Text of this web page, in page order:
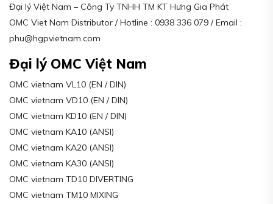
Đại lý Việt Nam – Công Ty TNHH TM KT Hưng Gia Phát
OMC Viet Nam Distributor / Hotline : 0938 336 079 / Email :
phu@hgpvietnam.com
Đại lý OMC Việt Nam
OMC vietnam VL10 (EN / DIN)
OMC vietnam VD10 (EN / DIN)
OMC vietnam KD10 (EN / DIN)
OMC vietnam KA10 (ANSI)
OMC vietnam KA20 (ANSI)
OMC vietnam KA30 (ANSI)
OMC vietnam TD10 DIVERTING
OMC vietnam TM10 MIXING